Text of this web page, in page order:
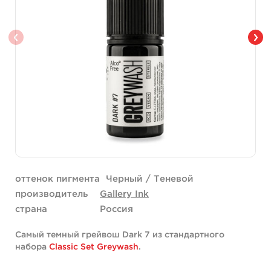
оттенок пигмента
Черный / Теневой
производитель
Gallery Ink
страна
Россия
Самый темный грейвош Dark 7 из стандартного
набора Classic Set Greywash.